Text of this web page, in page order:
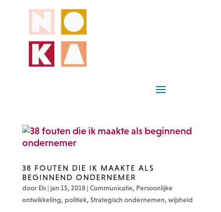
38 FOUTEN DIE IK MAAKTE ALS
BEGINNEND ONDERNEMER
door Els| jan 15, 2018| Communicatie, Persoonlijke
ontwikkeling, politiek, Strategisch ondernemen, wijsheid